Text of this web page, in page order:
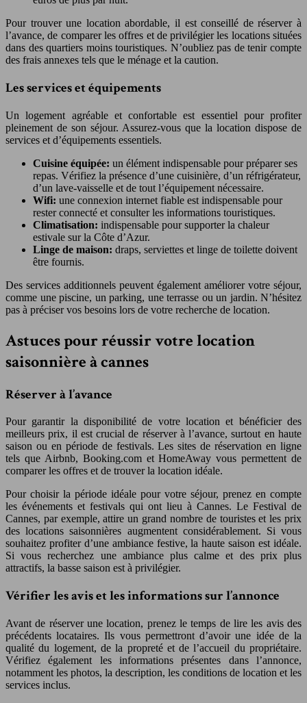
Pour trouver une location abordable, il est conseillé de réserver à
l’avance, de comparer les offres et de privilégier les locations situées
dans des quartiers moins touristiques. N’oubliez pas de tenir compte
des frais annexes tels que le ménage et la caution.
Les services et équipements
Un logement agréable et confortable est essentiel pour profiter
pleinement de son séjour. Assurez-vous que la location dispose de
services et d’équipements essentiels.
Cuisine équipée: un élément indispensable pour préparer ses
repas. Vérifiez la présence d’une cuisinière, d’un réfrigérateur,
d’un lave-vaisselle et de tout l’équipement nécessaire.
Wifi: une connexion internet fiable est indispensable pour
rester connecté et consulter les informations touristiques.
Climatisation: indispensable pour supporter la chaleur
estivale sur la Côte d’Azur.
Linge de maison: draps, serviettes et linge de toilette doivent
être fournis.
Des services additionnels peuvent également améliorer votre séjour,
comme une piscine, un parking, une terrasse ou un jardin. N’hésitez
pas à préciser vos besoins lors de votre recherche de location.
Astuces pour réussir votre location
saisonnière à cannes
Réserver à l’avance
Pour garantir la disponibilité de votre location et bénéficier des
meilleurs prix, il est crucial de réserver à l’avance, surtout en haute
saison ou en période de festivals. Les sites de réservation en ligne
tels que Airbnb, Booking.com et HomeAway vous permettent de
comparer les offres et de trouver la location idéale.
Pour choisir la période idéale pour votre séjour, prenez en compte
les événements et festivals qui ont lieu à Cannes. Le Festival de
Cannes, par exemple, attire un grand nombre de touristes et les prix
des locations saisonnières augmentent considérablement. Si vous
souhaitez profiter d’une ambiance festive, la haute saison est idéale.
Si vous recherchez une ambiance plus calme et des prix plus
attractifs, la basse saison est à privilégier.
Vérifier les avis et les informations sur l’annonce
Avant de réserver une location, prenez le temps de lire les avis des
précédents locataires. Ils vous permettront d’avoir une idée de la
qualité du logement, de la propreté et de l’accueil du propriétaire.
Vérifiez également les informations présentes dans l’annonce,
notamment les photos, la description, les conditions de location et les
services inclus.